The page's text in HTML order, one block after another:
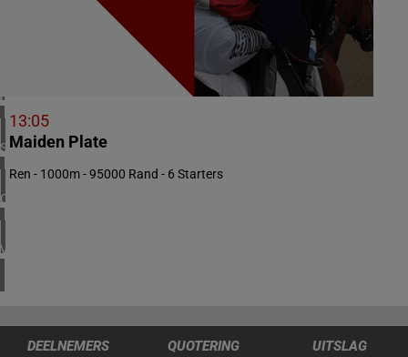
VERENIGD KONINKRIJK
IERLAND
1 meeting(s)
SPANJE
1 meeting(s)
CHILI
1 meeting(s)
VERENIGDE STATEN
4 meeting(s)
13:05
Maiden Plate
Ren - 1000m - 95000 Rand - 6 Starters
DEELNEMERS QUOTERING UITSLAG